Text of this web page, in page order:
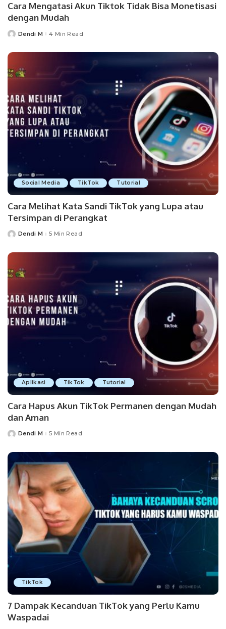
Cara Mengatasi Akun Tiktok Tidak Bisa Monetisasi
dengan Mudah
PostedDendi M 4 Min Read
Social Media TikTok Tutorial
Cara Melihat Kata Sandi TikTok yang Lupa atau
Tersimpan di Perangkat
PostedDendi M 5 Min Read
Aplikasi TikTok Tutorial
Cara Hapus Akun TikTok Permanen dengan Mudah
dan Aman
PostedDendi M 5 Min Read
TikTok
7 Dampak Kecanduan TikTok yang Perlu Kamu
Waspadai